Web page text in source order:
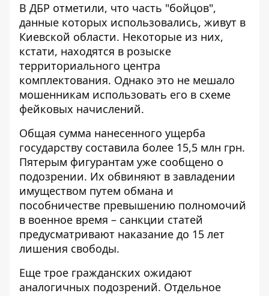
В ДБР отметили, что часть "бойцов",
данные которых использовались, живут в
Киевской области. Некоторые из них,
кстати, находятся в розыске
территориального центра
комплектования. Однако это не мешало
мошенникам использовать его в схеме
фейковых начислений.
Общая сумма нанесенного ущерба
государству составила более 15,5 млн грн.
Пятерым фигурантам уже сообщено о
подозрении. Их обвиняют в завладении
имуществом путем обмана и
пособничестве превышению полномочий
в военное время – санкции статей
предусматривают наказание до 15 лет
лишения свободы.
Еще трое гражданских ожидают
аналогичных подозрений. Отдельное